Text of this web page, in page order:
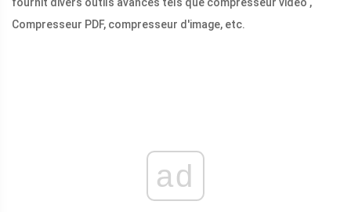
Compresseur PDF, compresseur d'image, etc.
ad